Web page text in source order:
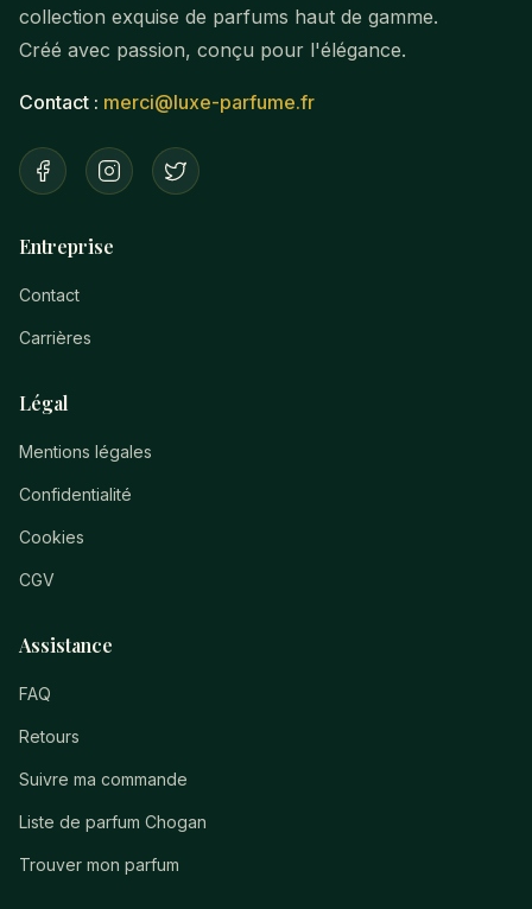
collection exquise de parfums haut de gamme.
Créé avec passion, conçu pour l'élégance.
Contact : merci@luxe-parfume.fr
Entreprise
Contact
Carrières
Légal
Mentions légales
Confidentialité
Cookies
CGV
Assistance
FAQ
Retours
Suivre ma commande
Liste de parfum Chogan
Trouver mon parfum